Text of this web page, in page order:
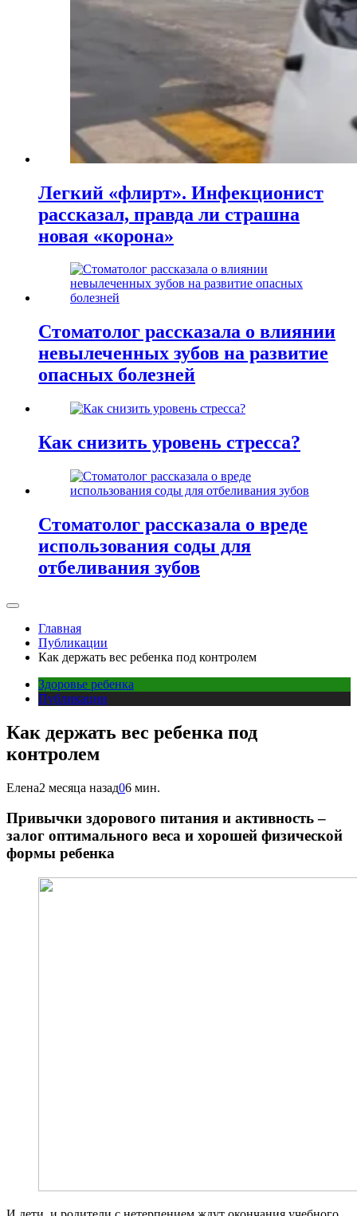
Легкий «флирт». Инфекционист
рассказал, правда ли страшна
новая «корона»
Стоматолог рассказала о влиянии
невылеченных зубов на развитие
опасных болезней
Как снизить уровень стресса?
Стоматолог рассказала о вреде
использования соды для
отбеливания зубов
Главная
Публикации
Как держать вес ребенка под контролем
Здоровье ребенка
Публикации
Как держать вес ребенка под
контролем
Елена2 месяца назад06 мин.
Привычки здорового питания и активность –
залог оптимального веса и хорошей физической
формы ребенка